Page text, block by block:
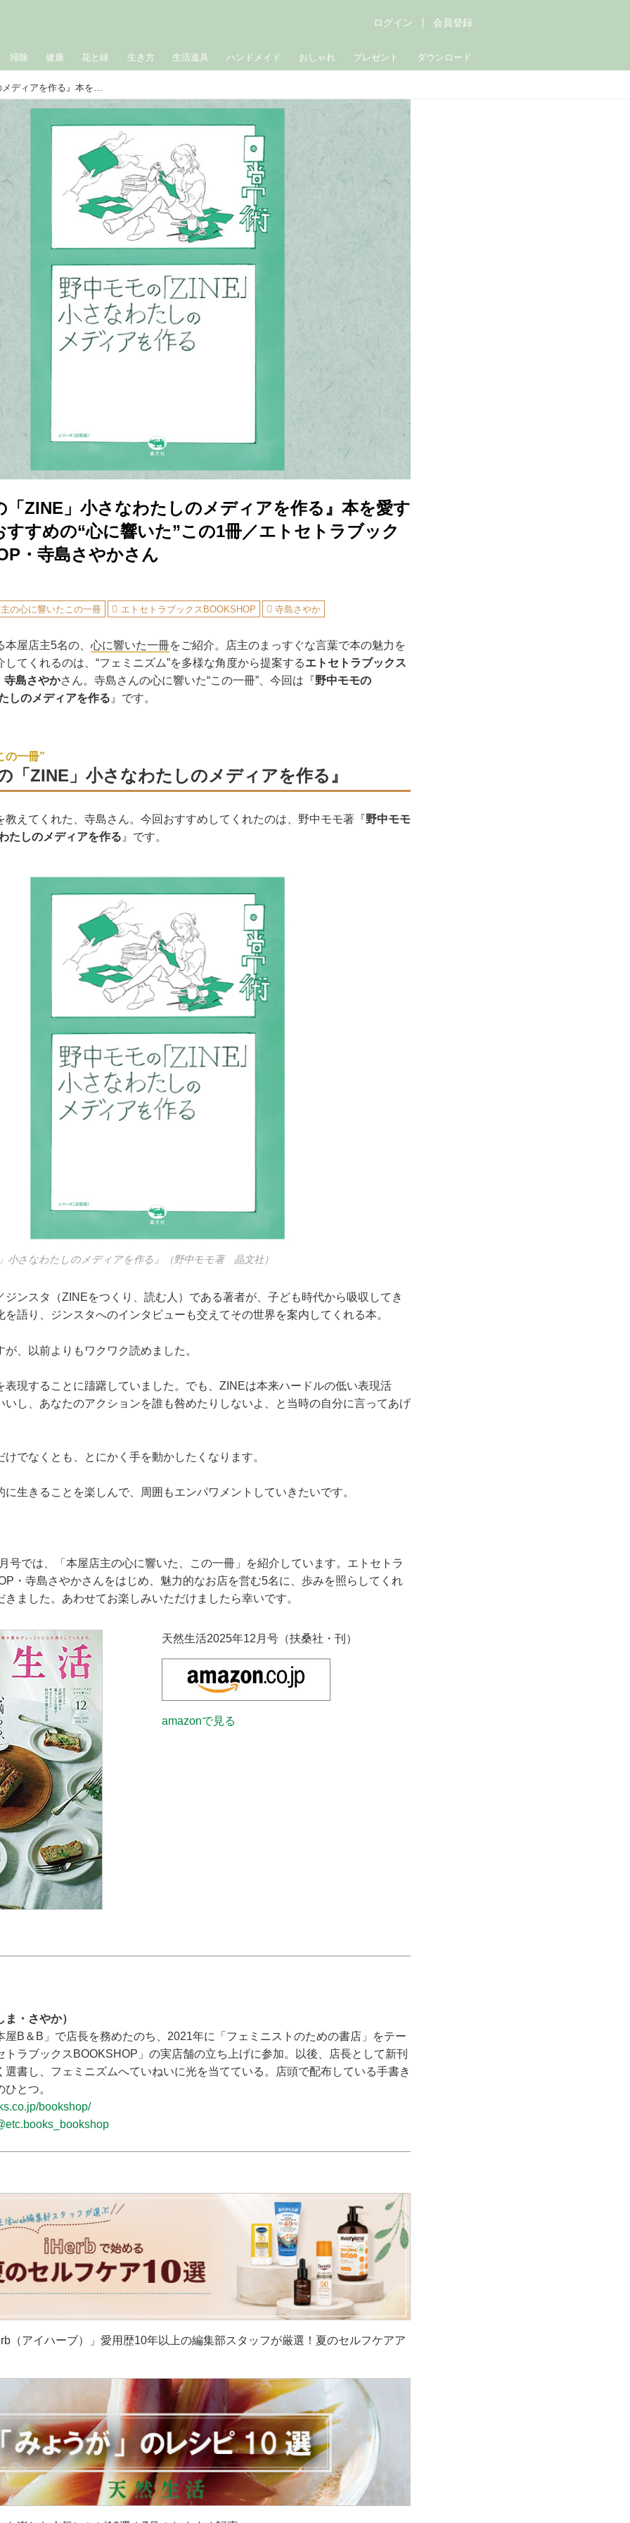
掃除 健康 花と緑 生き方 生活道具 ハンドメイド おしゃれ プレゼント ダウンロード
ログイン 会員登録
『野中モモの「ZINE」小さなわたしのメディアを作る』本を愛する本屋店主おすすめの“心に響いた”この1冊／エトセトラブックスBOOKSHOP・寺島さやかさん
「ZINE」小さなわたしのメディアを作る』本を愛す
すすめの“心に響いた”この1冊／エトセトラブック
・寺島さやかさん
の心に響いたこの一冊 エトセトラブックスBOOKSHOP 寺島さやか
屋店主5名の、 心に響いた一冊をご紹介。店主のまっすぐな言葉で本の魅力を
してくれるのは、“フェミニズム”を多様な角度から提案するエトセトラブックス
寺島さやかさん。寺島さんの心に響いた“この一冊”、今回は『野中モモの
しのメディアを作る 』です。
の一冊”
「ZINE」小さなわたしのメディアを作る』
教えてくれた、寺島さん。今回おすすめしてくれたのは、野中モモ著『野中モモ
たしのメディアを作る 』です。
小さなわたしのメディアを作る』（野中モモ著 晶文社）
ジンスタ（ZINEをつくり、読む人）である著者が、子ども時代から吸収してき
を語り、ジンスタへのインタビューも交えてその世界を案内してくれる本。
、以前よりもワクワク読めました。
表現することに躊躇していました。でも、ZINEは本来ハードルの低い表現活
いし、あなたのアクションを誰も咎めたりしないよ、と当時の自分に言ってあげ
でなくとも、とにかく手を動かしたくなります。
に生きることを楽しんで、周囲もエンパワメントしていきたいです。
号では、「本屋店主の心に響いた、この一冊」を紹介しています。エトセトラ
・寺島さやかさんをはじめ、魅力的なお店を営む5名に、歩みを照らしてくれ
きました。あわせてお楽しみいただけましたら幸いです。
天然生活2025年12月号（扶桑社・刊）
amazonで見る
・さやか）
屋B＆B」で店長を務めたのち、2021年に「フェミニストのための書店」をテー
トラブックスBOOKSHOP」の実店舗の立ち上げに参加。以後、店長として新刊
選書し、フェミニズムへていねいに光を当てている。店頭で配布している手書き
とつ。
bookshop/
（アイハーブ）」愛用歴10年以上の編集部スタッフが厳選！夏のセルフケアア